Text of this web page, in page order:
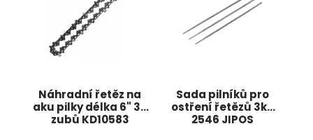
Náhradní řetěz na
aku pilky délka 6" 36
zubů KD10583
Sada pilníků pro
ostření řetězů 3ks
2546 JIPOS